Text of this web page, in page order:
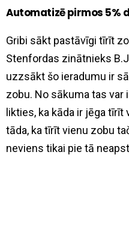
Automatizē pirmos 5%
Gribi sākt pastāvīgi tīrīt
Stenfordas zinātnieks
uzzsākt šo ieradumu ir
zobu. No sākuma tas
likties, ka kāda ir jēga
tāda, ka tīrīt vienu zobu
neviens tikai pie tā